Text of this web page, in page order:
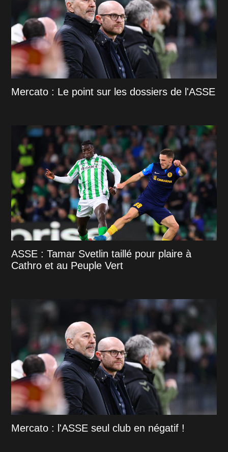
Mercato : Le point sur les dossiers de l'ASSE
ASSE : Tamar Svetlin taillé pour plaire à
Cathro et au Peuple Vert
Mercato : l'ASSE seul club en négatif !